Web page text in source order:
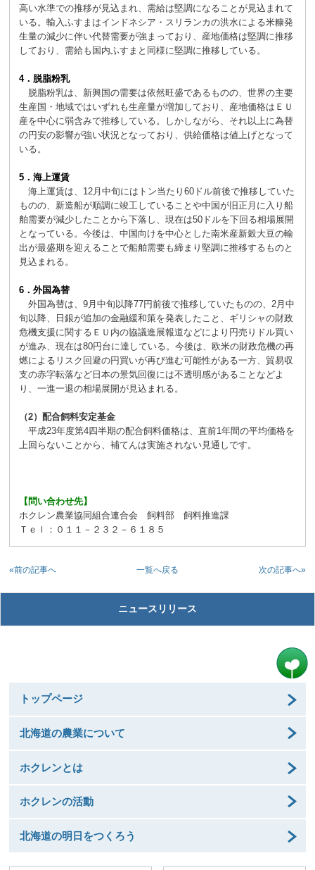
高い水準での推移が見込まれ、需給は堅調になることが見込まれて
いる。輸入ふすまはインドネシア・スリランカの洪水による米糠発
生量の減少に伴い代替需要が強まっており、産地価格は堅調に推移
しており、需給も国内ふすまと同様に堅調に推移している。
4．脱脂粉乳
脱脂粉乳は、新興国の需要は依然旺盛であるものの、世界の主要
生産国・地域ではいずれも生産量が増加しており、産地価格はＥＵ
産を中心に弱含みで推移している。しかしながら、それ以上に為替
の円安の影響が強い状況となっており、供給価格は値上げとなって
いる。
5．海上運賃
海上運賃は、12月中旬にはトン当たり60ドル前後で推移していた
ものの、新造船が順調に竣工していることや中国が旧正月に入り船
舶需要が減少したことから下落し、現在は50ドルを下回る相場展開
となっている。今後は、中国向けを中心とした南米産新穀大豆の輸
出が最盛期を迎えることで船舶需要も締まり堅調に推移するものと
見込まれる。
6．外国為替
外国為替は、9月中旬以降77円前後で推移していたものの、2月中
旬以降、日銀が追加の金融緩和策を発表したこと、ギリシャの財政
危機支援に関するＥＵ内の協議進展報道などにより円売りドル買い
が進み、現在は80円台に達している。今後は、欧米の財政危機の再
燃によるリスク回避の円買いが再び進む可能性がある一方、貿易収
支の赤字転落など日本の景気回復には不透明感があることなどよ
り、一進一退の相場展開が見込まれる。
（2）配合飼料安定基金
平成23年度第4四半期の配合飼料価格は、直前1年間の平均価格を
上回らないことから、補てんは実施されない見通しです。
【問い合わせ先】
ホクレン農業協同組合連合会 飼料部 飼料推進課
Ｔｅｌ：０１１－２３２－６１８５
一覧へ戻る
«前の記事へ 次の記事へ»
ニュースリリース
トップページ
北海道の農業について
ホクレンとは
ホクレンの活動
北海道の明日をつくろう